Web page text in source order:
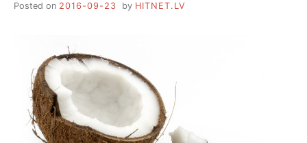
Posted on 2016-09-23 by HITNET.LV